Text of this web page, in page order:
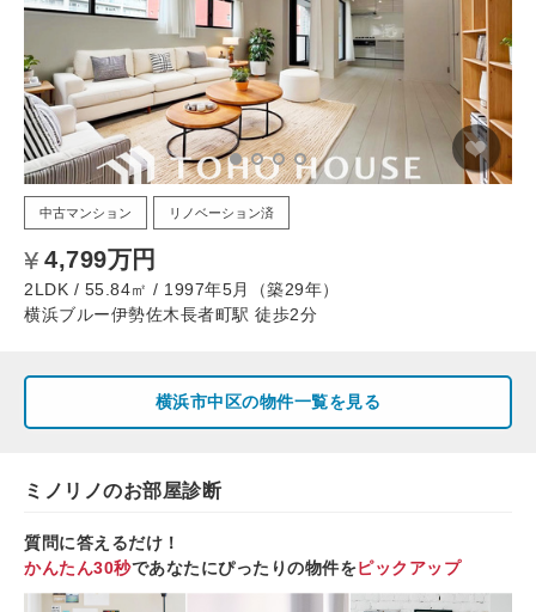
中古マンション リノベーション済
4,799万円
2LDK / 55.84㎡ / 1997年5月（築29年）
横浜ブルー伊勢佐木長者町駅 徒歩2分
横浜市中区の物件一覧を見る
ミノリノのお部屋診断
質問に答えるだけ！
かんたん30秒であなたにぴったりの物件をピックアップ